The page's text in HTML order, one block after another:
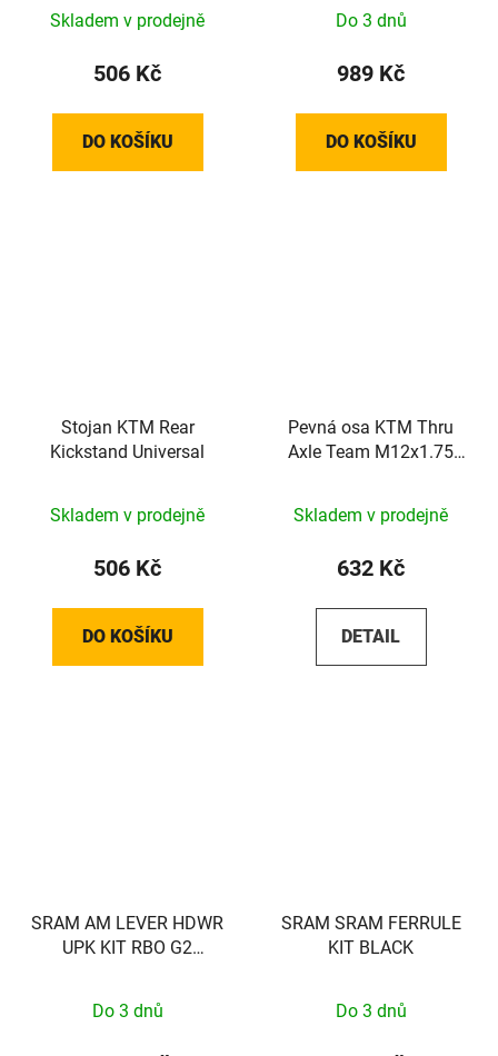
Skladem v prodejně
506 Kč
DO KOŠÍKU
Do 3 dnů
989 Kč
DO KOŠÍKU
Stojan KTM Rear
Kickstand Universal
Skladem v prodejně
506 Kč
DO KOŠÍKU
Pevná osa KTM Thru
Axle Team M12x1.75
Skladem v prodejně
632 Kč
DETAIL
SRAM AM LEVER HDWR
UPK KIT RBO G2
Do 3 dnů
SRAM SRAM FERRULE
KIT BLACK
Do 3 dnů